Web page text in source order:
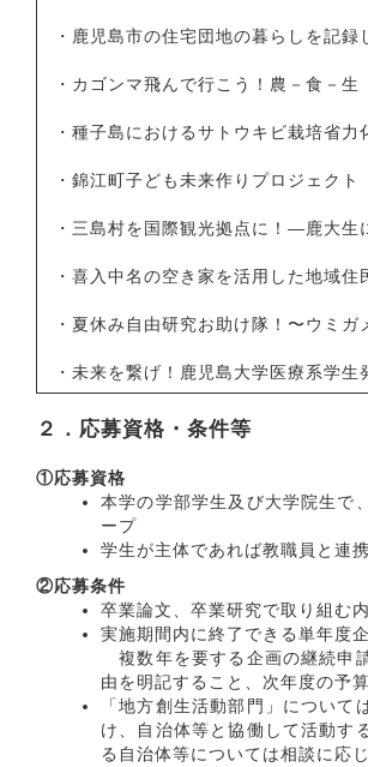
・鹿児島市の住宅団地の暮らしを記
・カゴンマ飛んで行こう！農－食－生
・種子島におけるサトウキビ栽培
・錦江町子ども未来作りプロジェクト
・三島村を国際観光拠点に！―鹿大
・喜入中名の空き家を活用した地域
・夏休み自由研究お助け隊！〜ウミ
・未来を繋げ！鹿児島大学医療系学
２．応募資格・条件等
①応募資格
本学の学部学生及び大学院生で
ープ
学生が主体であれば教職員と連
②応募条件
卒業論文、卒業研究で取り組む
実施期間内に終了できる単年度
複数年を要する企画の継続申
由を明記すること、次年度の予
「地方創生活動部門」について
け、自治体等と協働して活動
る自治体等については相談に応じ